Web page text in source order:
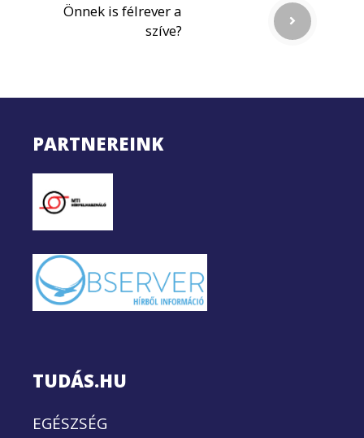
Önnek is félrever a
szíve?
PARTNEREINK
TUDÁS.HU
EGÉSZSÉG